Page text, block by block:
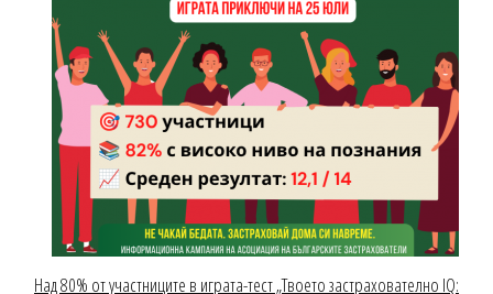
Над 80% от участниците в играта-тест „Твоето застрахователно IQ: